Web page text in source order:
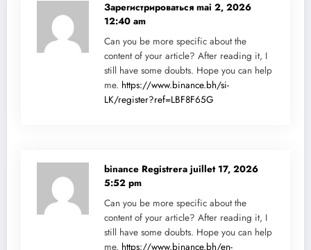
Зарегистрироваться mai 2, 2026
12:40 am
Can you be more specific about the
content of your article? After reading it, I
still have some doubts. Hope you can help
me. https://www.binance.bh/si-
LK/register?ref=LBF8F65G
binance Registrera juillet 17, 2026
5:52 pm
Can you be more specific about the
content of your article? After reading it, I
still have some doubts. Hope you can help
me. https://www.binance.bh/en-